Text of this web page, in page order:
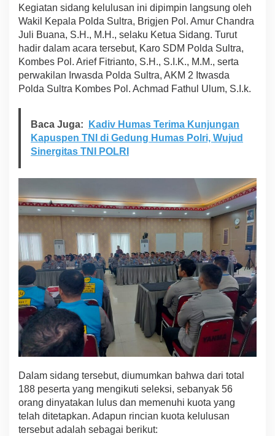
S
t
,
i
n
g
K
l
u
s
I
P
e
-
5
4
h
n
2
0
2
5
Kegiatan sidang kelulusan ini dipimpin langsung oleh
Wakil Kepala Polda Sultra, Brigjen Pol. Amur Chandra
Juli Buana, S.H., M.H., selaku Ketua Sidang. Turut
hadir dalam acara tersebut, Karo SDM Polda Sultra,
Kombes Pol. Arief Fitrianto, S.H., S.I.K., M.M., serta
perwakilan Irwasda Polda Sultra, AKM 2 Itwasda
Polda Sultra Kombes Pol. Achmad Fathul Ulum, S.I.k.
Baca Juga:
Kadiv Humas Terima Kunjungan
Kapuspen TNI di Gedung Humas Polri, Wujud
Sinergitas TNI POLRI
Dalam sidang tersebut, diumumkan bahwa dari total
188 peserta yang mengikuti seleksi, sebanyak 56
orang dinyatakan lulus dan memenuhi kuota yang
telah ditetapkan. Adapun rincian kuota kelulusan
tersebut adalah sebagai berikut: